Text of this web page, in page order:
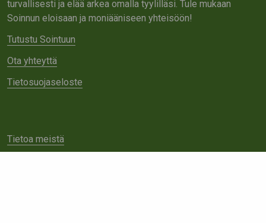
turvallisesti ja elää arkea omalla tyylilläsi. Tule mukaan
Soinnun eloisaan ja moniääniseen yhteisöön!
Tutustu Sointuun
Ota yhteyttä
Tietosuojaseloste
Tietoa meistä